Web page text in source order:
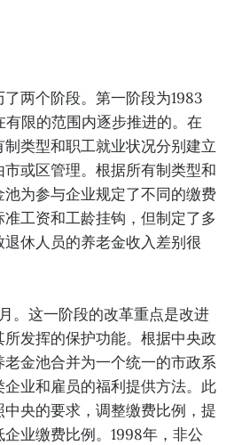
两个阶段。第一阶段为1983
有限的范围内逐步推进的。在
类型和职工就业状况分别建立
或区管理。根据所有制类型和
为参与企业规定了不同的缴费
工资和工龄挂钩，但制定了多
休人员的养老金收入差别很
。这一阶段的改革重点是改进
发挥的保护功能。根据中央政
金池合并为一个统一的市政系
业和雇员的福利提供方法。此
央的要求，调整缴费比例，提
业缴费比例。1998年，非公